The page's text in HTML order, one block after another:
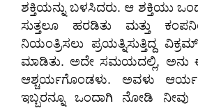
ಶಕ್ತಿಯನ್ನು ಬಳಸಿದರು. ಆ ಶಕ್ತಿಯು
ಸುತ್ತಲೂ ಹರಡಿತು ಮತ್ತು
ನಿಯಂತ್ರಿಸಲು ಪ್ರಯತ್ನಿಸುತ್ತಿದ್ದ
ಮಾಡಿತು. ಅದೇ ಸಮಯದಲ್ಲಿ, ಅನು ಈ
ಆಶ್ಚರ್ಯಗೊಂಡಳು. ಅವಳು
ಇಬ್ಬರನ್ನೂ ಒಂದಾಗಿ ನೋಡಿ